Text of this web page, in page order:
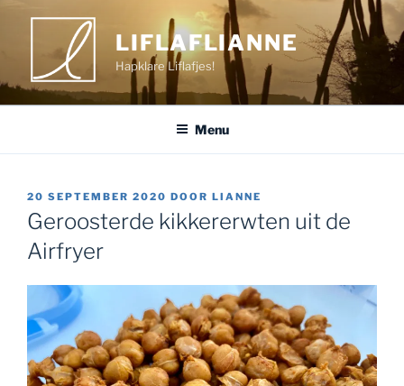
inhoud
LIFLAFLIANNE
Hapklare Liflafjes!
Menu
GEPLAATST
OP
20 SEPTEMBER 2020 DOOR LIANNE
Geroosterde kikkererwten uit de
Airfryer